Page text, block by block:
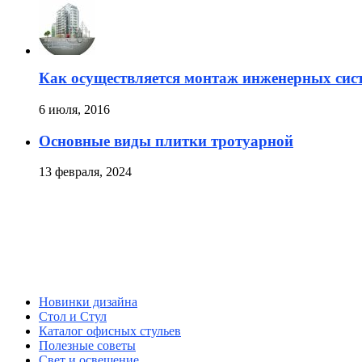
Как осуществляется монтаж инженерных
6 июля, 2016
Основные виды плитки тротуарной
13 февраля, 2024
Новинки дизайна
Стол и Стул
Каталог офисных стульев
Полезные советы